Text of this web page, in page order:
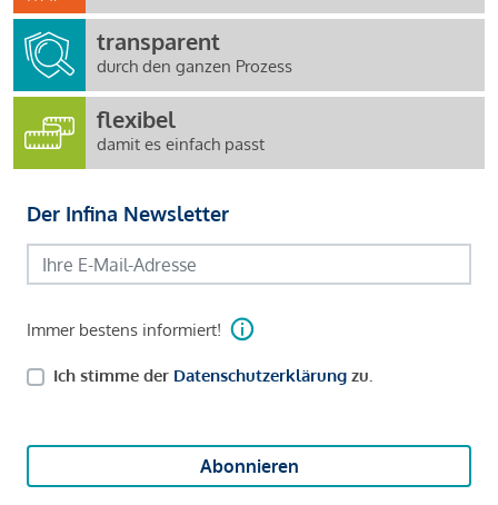
transparent
durch den ganzen Prozess
flexibel
damit es einfach passt
Der Infina Newsletter
Immer bestens informiert!
Ich stimme der Datenschutzerklärung zu.
Abonnieren